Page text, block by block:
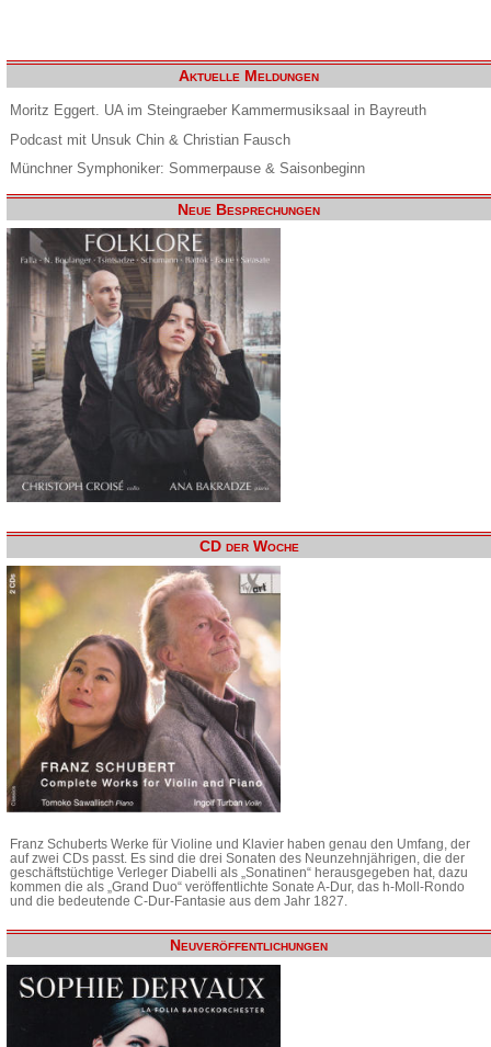
Aktuelle Meldungen
Moritz Eggert. UA im Steingraeber Kammermusiksaal in Bayreuth
Podcast mit Unsuk Chin & Christian Fausch
Münchner Symphoniker: Sommerpause & Saisonbeginn
Neue Besprechungen
CD der Woche
Franz Schuberts Werke für Violine und Klavier haben genau den Umfang, der
auf zwei CDs passt. Es sind die drei Sonaten des Neunzehnjährigen, die der
geschäftstüchtige Verleger Diabelli als „Sonatinen“ herausgegeben hat, dazu
kommen die als „Grand Duo“ veröffentlichte Sonate A-Dur, das h-Moll-Rondo
und die bedeutende C-Dur-Fantasie aus dem Jahr 1827.
Neuveröffentlichungen